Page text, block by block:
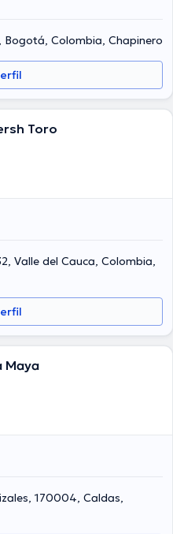
Martinez Gomez ha participado
de tener una formación
y ha compartido
el idioma principal usados por
Bogotá, Colombia, Chapinero
Toro
Valle del Cauca, Colombia,
Maya
170004, Caldas,